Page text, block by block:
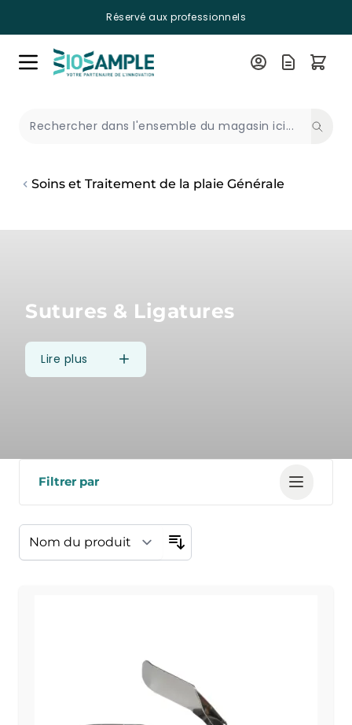
Réservé aux professionnels
Soins et Traitement de la plaie Générale
Sutures & Ligatures
Lire plus
Filtrer par